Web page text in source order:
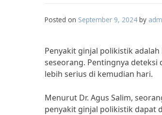
Posted on September 9, 2024 by
Penyakit ginjal polikistik
seseorang. Pentingnya
lebih serius di kemudian hari.
Menurut Dr. Agus Salim,
penyakit ginjal polikistik dapat